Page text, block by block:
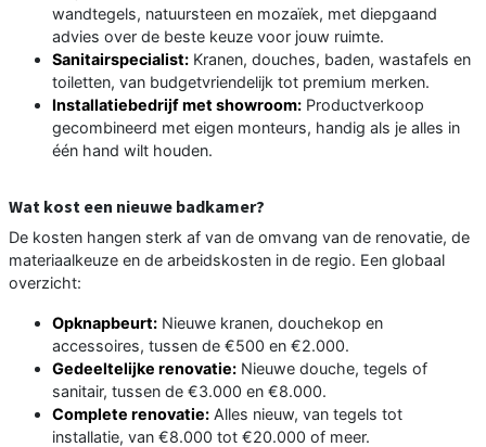
wandtegels, natuursteen en mozaïek, met diepgaand
advies over de beste keuze voor jouw ruimte.
Sanitairspecialist: Kranen, douches, baden, wastafels en
toiletten, van budgetvriendelijk tot premium merken.
Installatiebedrijf met showroom: Productverkoop
gecombineerd met eigen monteurs, handig als je alles in
één hand wilt houden.
Wat kost een nieuwe badkamer?
De kosten hangen sterk af van de omvang van de renovatie, de
materiaalkeuze en de arbeidskosten in de regio. Een globaal
overzicht:
Opknapbeurt: Nieuwe kranen, douchekop en
accessoires, tussen de €500 en €2.000.
Gedeeltelijke renovatie: Nieuwe douche, tegels of
sanitair, tussen de €3.000 en €8.000.
Complete renovatie: Alles nieuw, van tegels tot
installatie, van €8.000 tot €20.000 of meer.